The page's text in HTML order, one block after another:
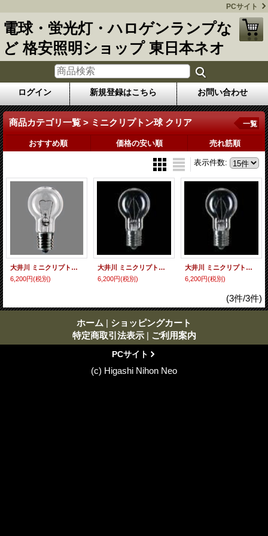
PCサイト
電球・蛍光灯・ハロゲンランプな
ど 格安照明ショップ 東日本ネオ
ログイン 新規登録はこちら お問い合わせ
商品カテゴリ一覧 > ミニクリプトン球 クリア 一覧
おすすめ順 価格の安い順 売れ筋順
表示件数:
大井川 ミニクリプトン球クリアPS形 KR110V22WC【入数25】東芝、日立生産終了代替品
6,200円(税別)
大井川 ミニクリプトン球クリアPS形 KR110V36WC【入数25】東芝、日立生産終了代替品
6,200円(税別)
大井川 ミニクリプトン球クリアPS形 KR110V54WC【入数25】東芝、日立生産終了代替品
6,200円(税別)
(3件/3件)
ホーム | ショッピングカート
特定商取引法表示 | ご利用案内
PCサイト
(c) Higashi Nihon Neo